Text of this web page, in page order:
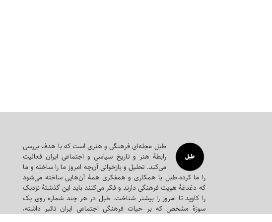
طبل مجله‌ای‌ فرهنگی و هنری است که با هدف بررسی
رابطۀ هنر و تاریخ سیاسی و اجتماعی ایران فعالیت
می‌کند. تحلیل و بازخوانی آن‌چه امروز ما را ساخته و ما
را ما کرده.طبل با همکاری و همفکری همه‌ٔ آن‌هایی ساخته می‌شود
که دغدغه‌ٔ هویت فرهنگی دارند و فکر می‌کنند باید این گذشته‌ٔ نزدیک
را کاوید تا امروز را بیشتر شناخت. طبل در هر چند شماره روی یک
سوژه‌ٔ مشخص که بر حیات فرهنگی اجتماعی ایران تاثیر داشته،